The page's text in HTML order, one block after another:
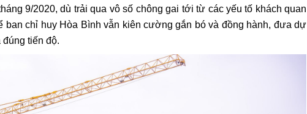
9/2020, dù trải qua vô số chông gai tới từ các yếu tố khách quan
ban chỉ huy Hòa Bình vẫn kiên cường gắn bó và đồng hành, đưa dự
tiến độ.